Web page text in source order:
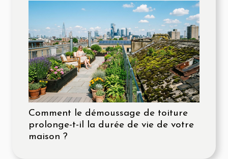
Comment le démoussage de toiture
prolonge-t-il la durée de vie de votre
maison ?